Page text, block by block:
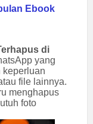
Ebook
di
yang
keperluan
file lainnya.
menghapus
foto